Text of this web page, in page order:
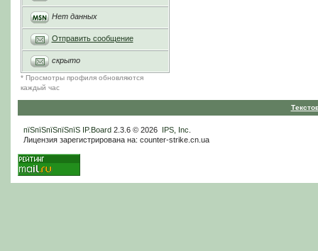
Нет данных
Отправить сообщение
скрыто
* Просмотры профиля обновляются
каждый час
пїЅпїЅпїЅпїЅпїЅ IP.Board2.3.6 © 2026 IPS, Inc
Лицензия зарегистрирована на: counter-strike.cn.ua